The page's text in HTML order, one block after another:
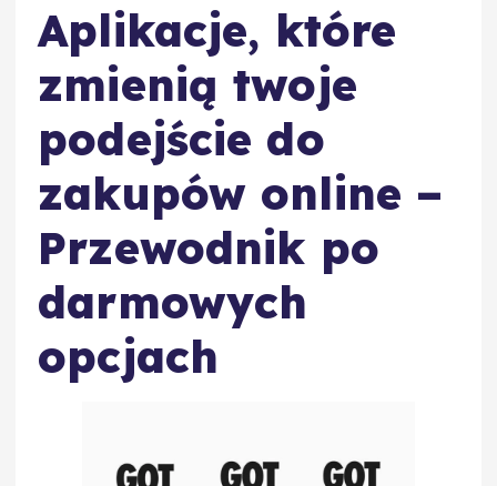
Aplikacje, które
zmienią twoje
podejście do
zakupów online –
Przewodnik po
darmowych
opcjach